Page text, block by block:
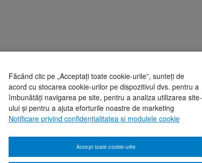
Făcând clic pe „Acceptați toate cookie-urile”, sunteți de
acord cu stocarea cookie-urilor pe dispozitivul dvs. pentru a
îmbunătăți navigarea pe site, pentru a analiza utilizarea site-
ului și pentru a ajuta eforturile noastre de marketing
Notificare privind confidențialitatea și modulele cookie
Accept toate cookie-urile